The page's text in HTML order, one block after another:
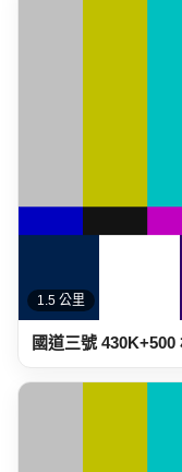
1.5 公里
國道三號